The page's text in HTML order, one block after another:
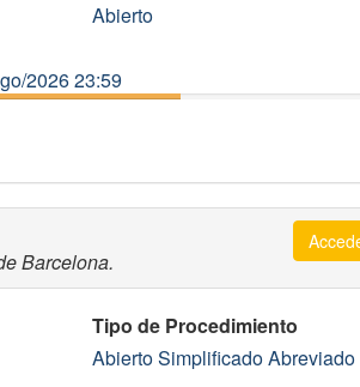
Abierto
2026 23:59
Barcelona.
Tipo de Procedimiento
Abierto Simplificado Abreviado